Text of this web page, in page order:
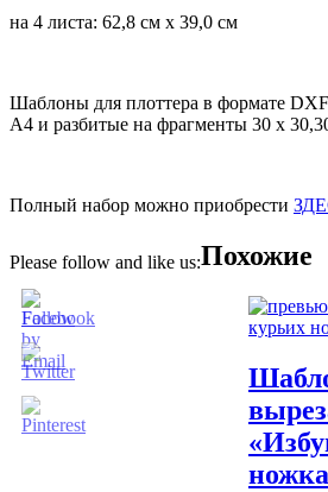
на 4 листа: 62,8 см х 39,0 см
Шаблоны для плоттера в формате
А4 и разбитые на фрагменты 30 х
Полный набор можно приобрести
Please follow and like us:Похожие